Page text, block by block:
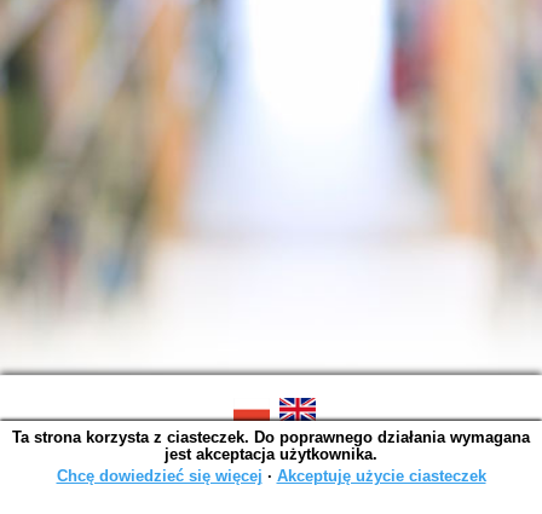
SOWA OPAC v. 6.11.10 (2026-07-24)
Wygenerowano w 0,0025 s.
Ta strona korzysta z ciasteczek. Do poprawnego działania wymagana
jest akceptacja użytkownika.
Chcę dowiedzieć się więcej ∙ Akceptuję użycie ciasteczek